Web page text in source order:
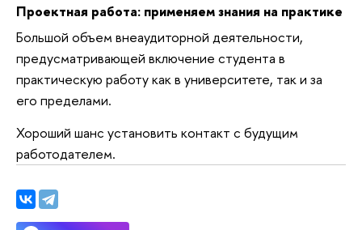
Проектная работа: применяем знания на практике
Большой объем внеаудиторной деятельности,
предусматривающей включение студента в
практиче­скую работу как в университете, так и за
его пределами.
Хороший шанс установить контакт с будущим
работодателем.